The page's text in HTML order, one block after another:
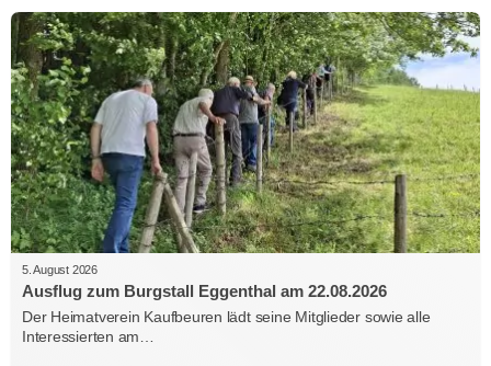
5. August 2026
Ausflug zum Burgstall Eggenthal am 22.08.2026
Der Heimatverein Kaufbeuren lädt seine Mitglieder sowie alle
Interessierten am…